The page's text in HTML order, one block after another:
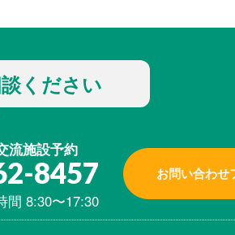
ください
流施設予約
8457
間 8:30〜17:30
お問い合わせ